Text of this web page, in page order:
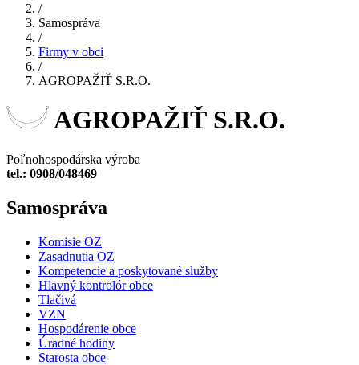
/
Samospráva
/
Firmy v obci
/
AGROPAŽIŤ S.R.O.
AGROPAŽIŤ S.R.O.
Poľnohospodárska výroba
tel.: 0908/048469
Samospráva
Komisie OZ
Zasadnutia OZ
Kompetencie a poskytované služby
Hlavný kontrolór obce
Tlačivá
VZN
Hospodárenie obce
Úradné hodiny
Starosta obce